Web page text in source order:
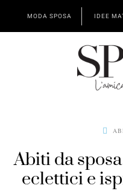
MODA SPOSA IDEE
Abiti da
eclettici e